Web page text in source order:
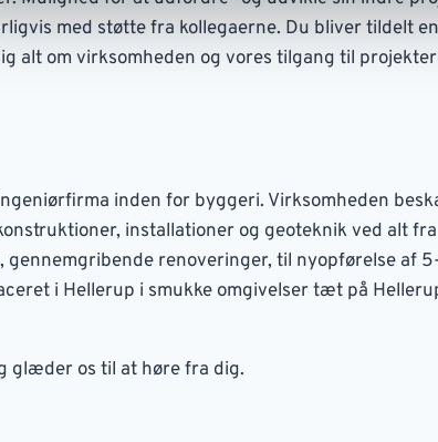
med støtte fra kollegaerne. Du bliver tildelt
alt om virksomheden og vores tilgang til
inden for byggeri. Virksomheden
installationer og geoteknik ved alt fra
renoveringer, til nyopførelse af
i Hellerup i smukke omgivelser tæt på
glæder os til at høre fra dig.